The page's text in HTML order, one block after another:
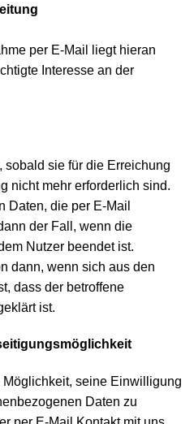
per E-Mail liegt hieran
Interesse an der
sobald sie für die Erreichung
nicht mehr erforderlich sind.
Daten, die per E-Mail
der Fall, wenn die
Nutzer beendet ist.
dann, wenn sich aus den
dass der betroffene
ist.
seine Einwilligung
Daten zu